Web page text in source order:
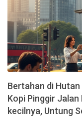
STRATEGI BISNIS
Bertahan di
Kopi Pinggir
kecilnya, Untung